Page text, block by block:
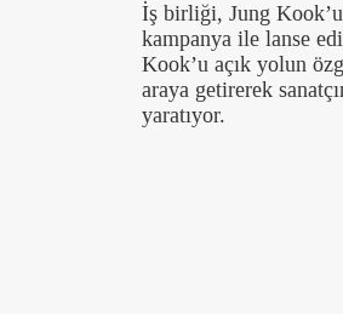
İş birliği, Jung
kampanya ile lanse
Kook’u açık yolun
araya getirerek
yaratıyor.